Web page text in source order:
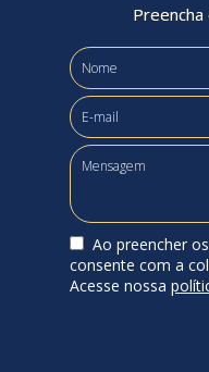
Ao preencher
consente com a
Acesse nossa